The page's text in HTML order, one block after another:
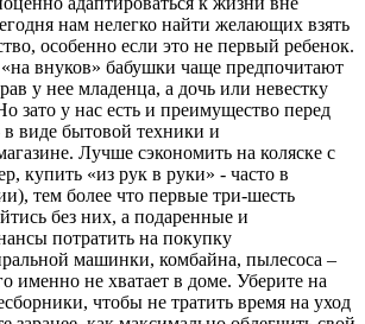
нам нелегко найти желающих взять
особенно если это не первый ребенок.
внуков» бабушки чаще предпочитают
у нее младенца, а дочь или невестку
зато у нас есть и преимущество перед
виде бытовой техники и
Лучше сэкономить на коляске с
купить «из рук в руки» - часто в
тем более что первые три-шесть
без них, а подаренные и
потратить на покупку
машинки, комбайна, пылесоса –
именно не хватает в доме. Уберите на
чтобы не тратить время на уход